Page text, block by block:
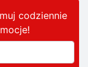
codziennie
!